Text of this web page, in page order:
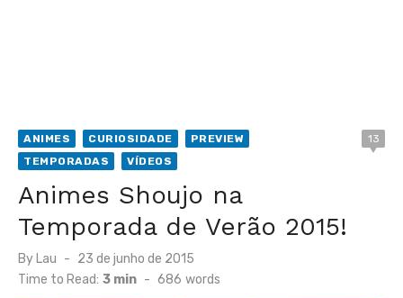
ANIMES CURIOSIDADE
PREVIEW
TEMPORADAS
VÍDEOS
13
Animes Shoujo na
Temporada de Verão 2015!
By Lau
Posted
on
23 de junho de 2015
Time to Read: 3 min - 686 words